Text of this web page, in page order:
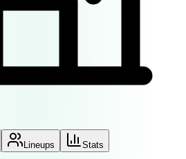
Lineups Stats